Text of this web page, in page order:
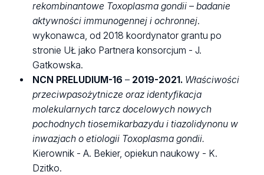
rekombinantowe Toxoplasma gondii – badanie
aktywności immunogennej i ochronnej.
wykonawca, od 2018 koordynator grantu po
stronie UŁ jako Partnera konsorcjum - J.
Gatkowska.
NCN PRELUDIUM-16– 2019-2021. Właściwości
przeciwpasożytnicze oraz identyfikacja
molekularnych tarcz docelowych nowych
pochodnych tiosemikarbazydu i tiazolidynonu w
inwazjach o etiologii Toxoplasma gondii.
Kierownik - A. Bekier, opiekun naukowy - K.
Dzitko.